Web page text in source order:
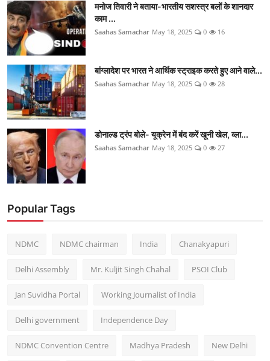
मनोज तिवारी ने बताया-भारतीय सशस्त्र बलों के शानदार
काम ...
Saahas Samachar May 18, 2025 0 16
बांग्लादेश पर भारत ने आर्थिक स्ट्राइक करते हुए आने वाले...
Saahas Samachar May 18, 2025 0 28
डोनाल्ड ट्रंप बोले- यूक्रेन में बंद करें खूनी खेल, व्ला...
Saahas Samachar May 18, 2025 0 27
Popular Tags
NDMC NDMC chairman India Chanakyapuri
Delhi Assembly Mr. Kuljit Singh Chahal PSOI Club
Jan Suvidha Portal Working Journalist of India
Delhi government Independence Day
NDMC Convention Centre Madhya Pradesh New Delhi